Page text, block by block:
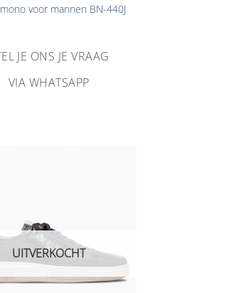
voor mannen BN-440J
JE ONS JE VRAAG
VIA WHATSAPP
UITVERKOCHT